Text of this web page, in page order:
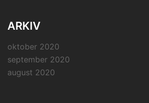
ARKIV
oktober 2020
september 2020
august 2020